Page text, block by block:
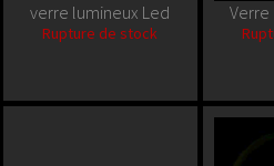
verre lumineux Led
Rupture de stock
Verre